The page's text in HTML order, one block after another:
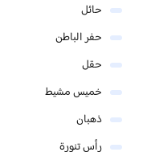
حائل
حفر الباطن
حقل
خميس مشيط
ذهبان
رأس تنورة